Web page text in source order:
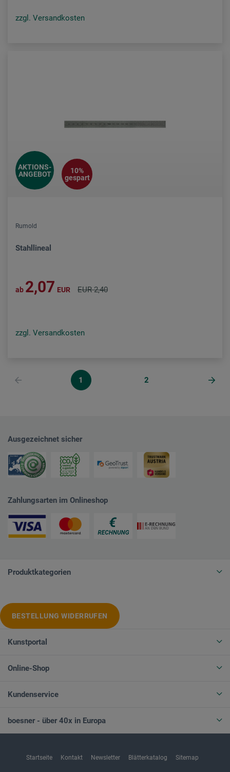
zzgl. Versandkosten
AKTIONS-
ANGEBOT
10%
gespart
Rumold
Stahllineal
ab 2,07 EUR EUR 2,40
zzgl. Versandkosten
1 2
Ausgezeichnet sicher
Zahlungsarten im Onlineshop
Produktkategorien
BESTELLUNG WIDERRUFEN
Kunstportal
Online-Shop
Kundenservice
boesner - über 40x in Europa
Startseite Kontakt Newsletter Blätterkatalog Sitemap